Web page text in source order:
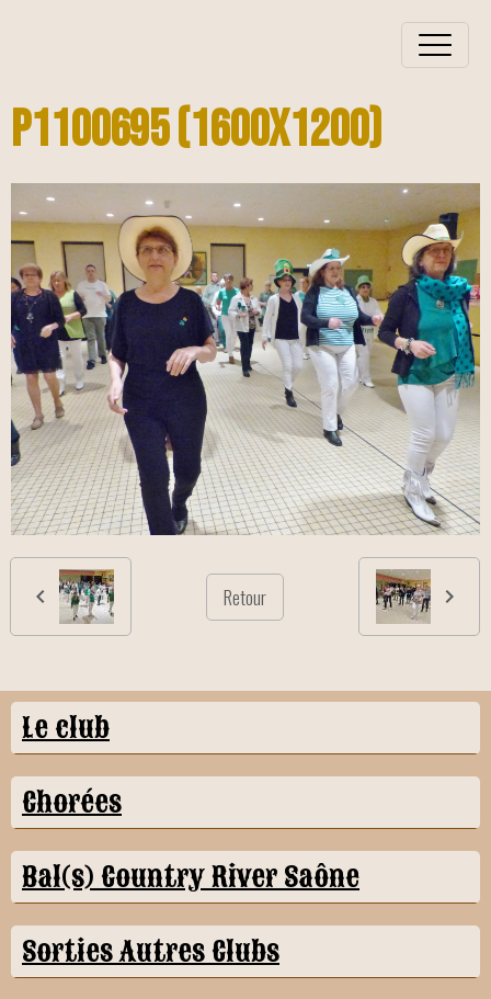
P1100695 (1600x1200)
Retour
Le club
Chorées
Bal(s) Country River Saône
Sorties Autres Clubs